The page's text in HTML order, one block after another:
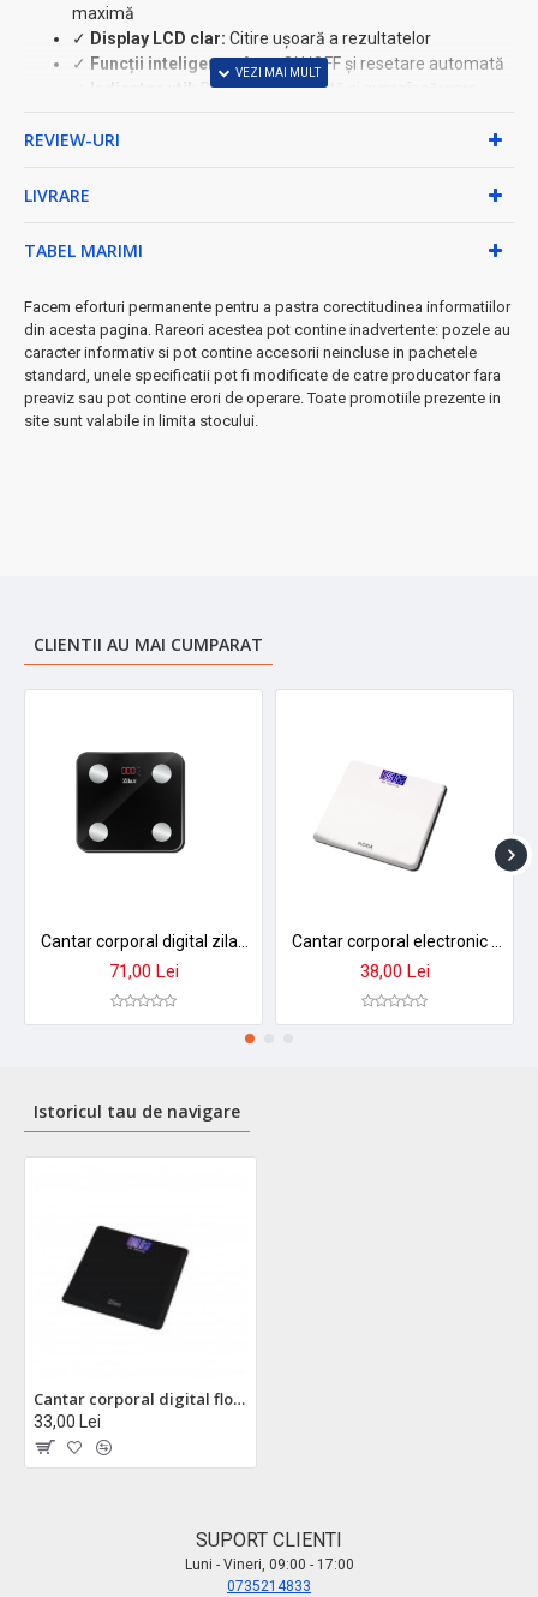
maximă
✓ Display LCD clar: Citire ușoară a rezultatelor
✓ Funcții inteligente:Auto ON/OFF și resetare automată
Baterie descărcată și supraîncărcare
• Pornire automată la urcarea pe platformă
• Design compact, perfect pentru orice baie
fitness, întreaga familie
➤Investiție în sănătatea ta- cântar de încredere pentru
rezultate exacte zi de zi!
REVIEW-URI
LIVRARE
TABEL MARIMI
Facem eforturi permanente pentru a pastra corectitudinea informatiilor
din acesta pagina. Rareori acestea pot contine inadvertente: pozele au
caracter informativ si pot contine accesorii neincluse in pachetele
standard, unele specificatii pot fi modificate de catre producator fara
preaviz sau pot contine erori de operare. Toate promotiile prezente in
site sunt valabile in limita stocului.
CLIENTII AU MAI CUMPARAT
71,00 Lei 38,00 Lei
Istoricul tau de navigare
Cantar corporal digital floria zln1971 - sticla securizata, display lcd, capacitate 3-180kg, precizie 50g
33,00 Lei
SUPORT CLIENTI
Luni - Vineri, 09:00 - 17:00
0735214833